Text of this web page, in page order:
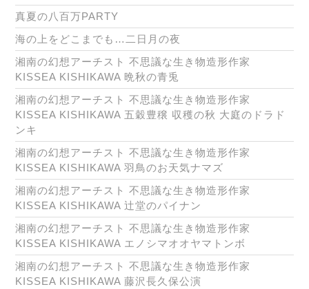
真夏の八百万PARTY
海の上をどこまでも…二日月の夜
湘南の幻想アーチスト 不思議な生き物造形作家
KISSEA KISHIKAWA 晩秋の青兎
湘南の幻想アーチスト 不思議な生き物造形作家
KISSEA KISHIKAWA 五穀豊穣 収穫の秋 大庭のドラド
ンキ
湘南の幻想アーチスト 不思議な生き物造形作家
KISSEA KISHIKAWA 羽鳥のお天気ナマズ
湘南の幻想アーチスト 不思議な生き物造形作家
KISSEA KISHIKAWA 辻堂のパイナン
湘南の幻想アーチスト 不思議な生き物造形作家
KISSEA KISHIKAWA エノシマオオヤマトンボ
湘南の幻想アーチスト 不思議な生き物造形作家
KISSEA KISHIKAWA 藤沢長久保公演